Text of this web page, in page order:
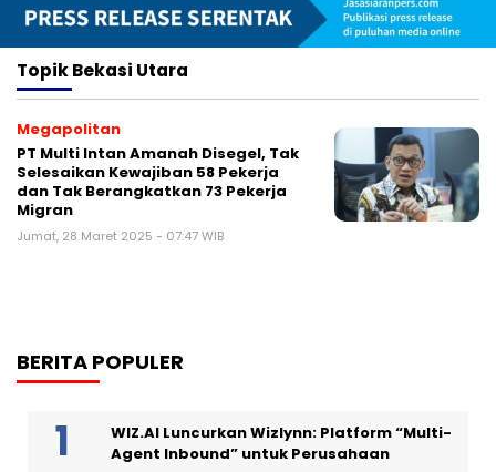
TopikBekasi Utara
Megapolitan
PT Multi Intan Amanah Disegel, Tak
Selesaikan Kewajiban 58 Pekerja
dan Tak Berangkatkan 73 Pekerja
Migran
Jumat, 28 Maret 2025 - 07:47 WIB
BERITA POPULER
WIZ.AI Luncurkan Wizlynn: Platform “Multi-
Agent Inbound” untuk Perusahaan